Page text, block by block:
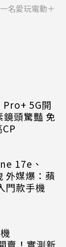
名愛玩電動＋
5G開
頭驚豔 免
17e、
外媒爆：蘋
門款手機